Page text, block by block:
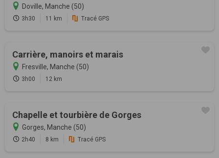
Doville, Manche (50)
3h30 11 km Tracé GPS
Carrière, manoirs et marais
Fresville, Manche (50)
3h00 12 km
Chapelle et tourbière de Gorges
Gorges, Manche (50)
2h40 8 km Tracé GPS